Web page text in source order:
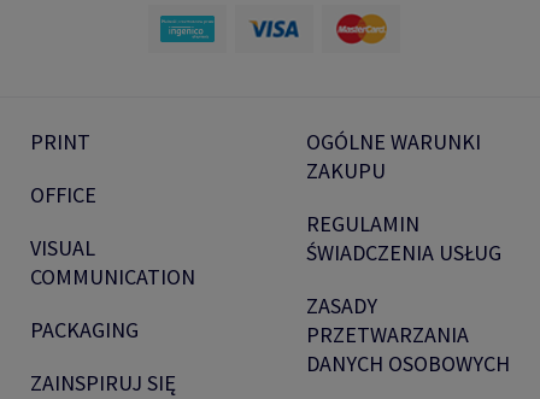
PRINT
OFFICE
VISUAL
COMMUNICATION
PACKAGING
ZAINSPIRUJ SIĘ
OGÓLNE WARUNKI
ZAKUPU
REGULAMIN
ŚWIADCZENIA USŁUG
ZASADY
PRZETWARZANIA
DANYCH OSOBOWYCH